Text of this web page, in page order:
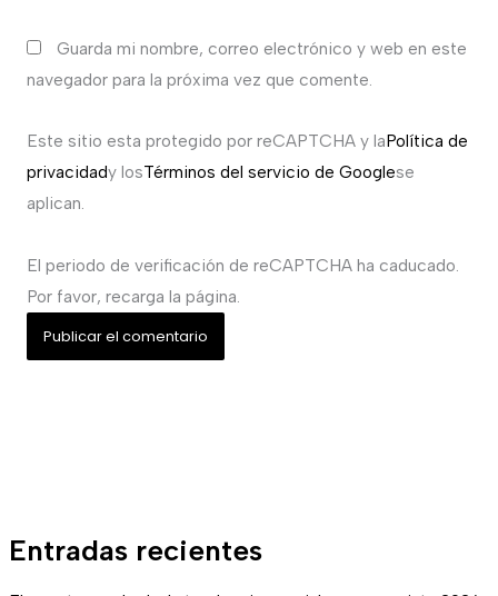
Entradas recientes
Guarda mi nombre, correo electrónico y web en este
navegador para la próxima vez que comente.
Este sitio esta protegido por reCAPTCHA y laPolítica de
privacidady losTérminos del servicio de Googlese
aplican.
El periodo de verificación de reCAPTCHA ha caducado.
Por favor, recarga la página.